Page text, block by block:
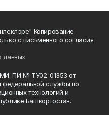
Копирование
с письменного согласия
данных
ПИ № ТУ02-01353 от
федеральной службы по
технологий и
Башкортостан.